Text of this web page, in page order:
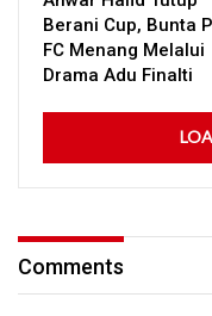
Berani Cup, Bunta
FC Menang Melalui
Drama Adu Finalti
Comments